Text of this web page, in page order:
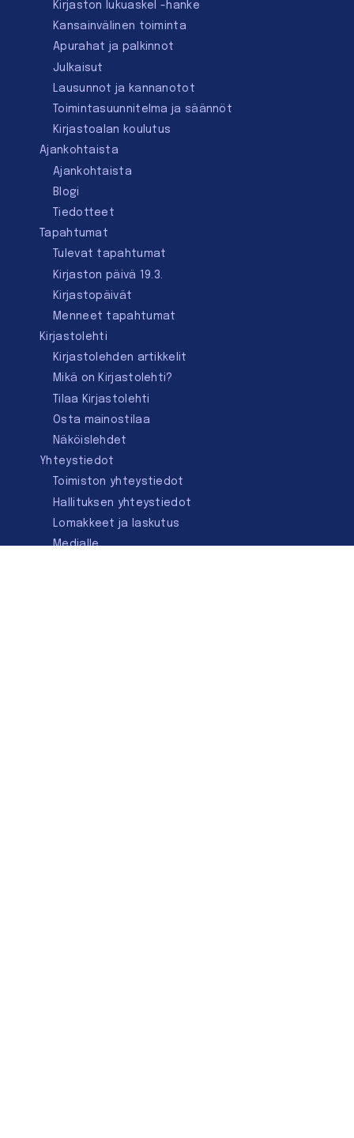
Kirjaston lukuaskel -hanke
Kansainvälinen toiminta
Apurahat ja palkinnot
Julkaisut
Lausunnot ja kannanotot
Toimintasuunnitelma ja säännöt
Kirjastoalan koulutus
Ajankohtaista
Ajankohtaista
Blogi
Tiedotteet
Tapahtumat
Tulevat tapahtumat
Kirjaston päivä 19.3.
Kirjastopäivät
Menneet tapahtumat
Kirjastolehti
Kirjastolehden artikkelit
Mikä on Kirjastolehti?
Tilaa Kirjastolehti
Osta mainostilaa
Näköislehdet
Yhteystiedot
Toimiston yhteystiedot
Hallituksen yhteystiedot
Lomakkeet ja laskutus
Medialle